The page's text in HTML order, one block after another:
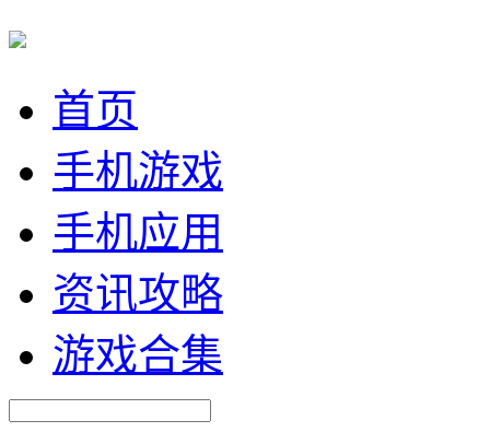
首页
手机游戏
手机应用
资讯攻略
游戏合集